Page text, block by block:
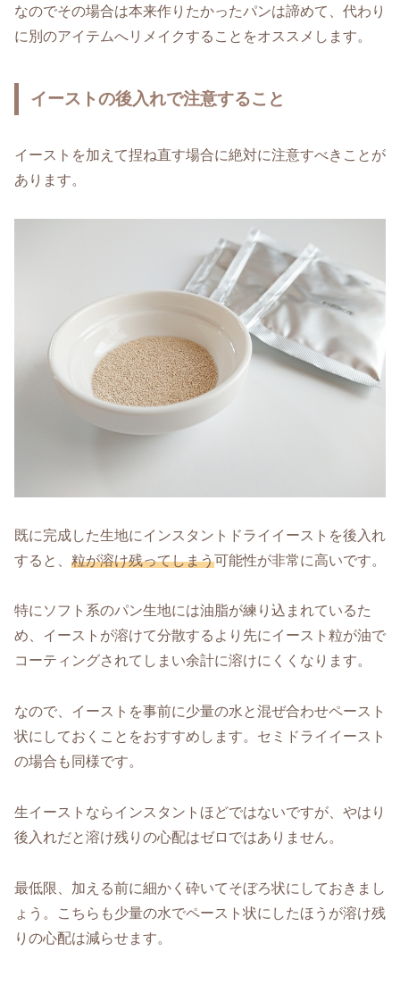
なのでその場合は本来作りたかったパンは諦めて、代わり
に別のアイテムへリメイクすることをオススメします。
イーストの後入れで注意すること
イーストを加えて捏ね直す場合に絶対に注意すべきことが
あります。
既に完成した生地にインスタントドライイーストを後入れ
すると、 粒が溶け残ってしまう可能性が非常に高いです。
特にソフト系のパン生地には油脂が練り込まれているた
め、イーストが溶けて分散するより先にイースト粒が油で
コーティングされてしまい余計に溶けにくくなります。
なので、イーストを事前に少量の水と混ぜ合わせペースト
状にしておくことをおすすめします。セミドライイースト
の場合も同様です。
生イーストならインスタントほどではないですが、やはり
後入れだと溶け残りの心配はゼロではありません。
最低限、加える前に細かく砕いてそぼろ状にしておきまし
ょう。こちらも少量の水でペースト状にしたほうが溶け残
りの心配は減らせます。